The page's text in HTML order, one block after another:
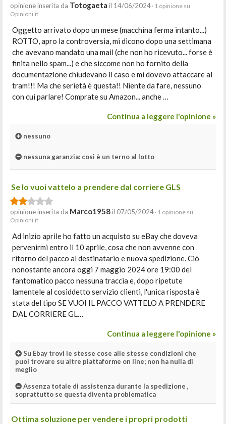
opinione inserita da Totogaeta il 14/06/2024 · 1 opinione su
Opinioni.it
Oggetto arrivato dopo un mese (macchina ferma intanto...)
ROTTO, apro la controversia, mi dicono dopo una settimana
che avevano mandato una mail (che non ho ricevuto... forse è
finita nello spam...) e che siccome non ho fornito della
documentazione chiudevano il caso e mi dovevo attaccare al
tram!!! Ma che serietà è questa!! Niente da fare, nessuno
con cui parlare! Comprate su Amazon... anche …
Continua a leggere l'opinione »
nessuno
nessuna garanzia: così è un terno al lotto
Se lo vuoi vattelo a prendere dal corriere GLS
opinione inserita da Marco1958il 07/05/2024 · 1 opinione su
Opinioni.it
Ad inizio aprile ho fatto un acquisto su eBay che doveva
pervenirmi entro il 10 aprile, cosa che non avvenne con
ritorno del pacco al destinatario e nuova spedizione. Ciò
nonostante ancora oggi 7 maggio 2024 ore 19:00 del
fantomatico pacco nessuna traccia e, dopo ripetute
lamentele al cosiddetto servizio clienti, l'unica risposta è
stata del tipo SE VUOI IL PACCO VATTELO A PRENDERE
DAL CORRIERE GL…
Continua a leggere l'opinione »
Su Ebay trovi le stesse cose alle stesse condizioni che
puoi trovare su altre piattaforme on line; non ha nulla di
meglio
Assenza totale di assistenza durante la spedizione ,
soprattutto se questa diventa problematica
Ottima soluzione per vendere i propri prodotti